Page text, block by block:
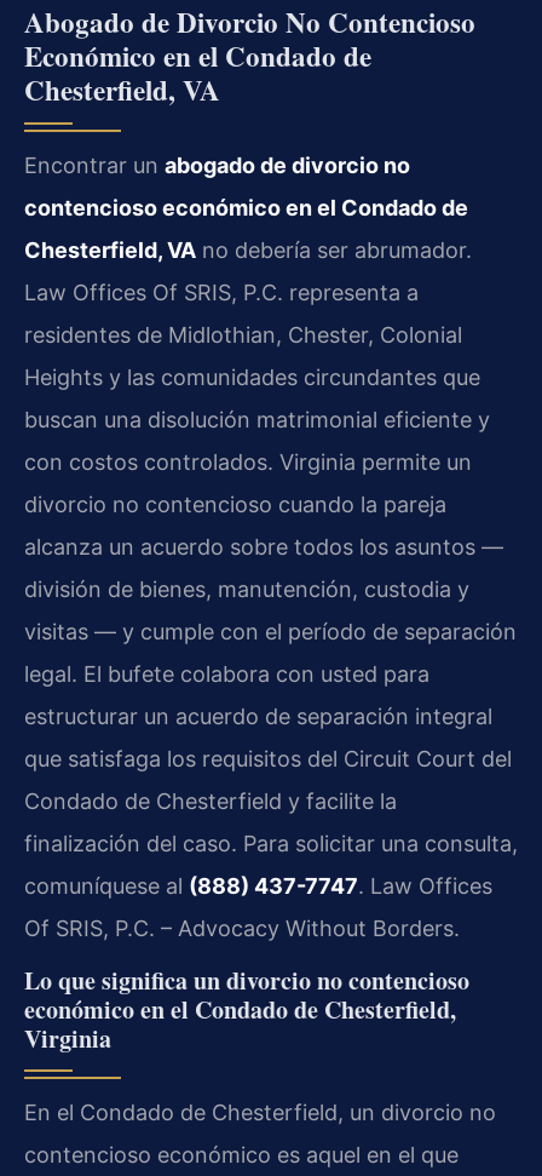
Abogado de Divorcio No Contencioso
Económico en el Condado de
Chesterfield, VA
Encontrar un abogado de divorcio no
contencioso económico en el Condado de
Chesterfield, VA no debería ser abrumador.
Law Offices Of SRIS, P.C. representa a
residentes de Midlothian, Chester, Colonial
Heights y las comunidades circundantes que
buscan una disolución matrimonial eficiente y
con costos controlados. Virginia permite un
divorcio no contencioso cuando la pareja
alcanza un acuerdo sobre todos los asuntos —
división de bienes, manutención, custodia y
visitas — y cumple con el período de separación
legal. El bufete colabora con usted para
estructurar un acuerdo de separación integral
que satisfaga los requisitos del Circuit Court del
Condado de Chesterfield y facilite la
finalización del caso. Para solicitar una consulta,
comuníquese al (888) 437-7747. Law Offices
Of SRIS, P.C. – Advocacy Without Borders.
Lo que significa un divorcio no contencioso
económico en el Condado de Chesterfield,
Virginia
En el Condado de Chesterfield, un divorcio no
contencioso económico es aquel en el que